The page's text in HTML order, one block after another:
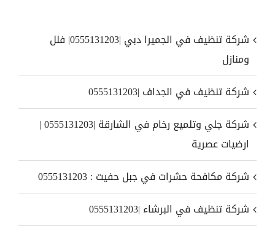
شركة تنظيف في الجميرا دبي |0555131203| فلل
ومنازل
شركة تنظيف في الجداف |0555131203
شركة جلي وتلميع رخام في الشارقة |0555131203 |
ارضيات عصرية
شركة مكافحة حشرات في جبل حفيت : 0555131203
شركة تنظيف في البرشاء |0555131203